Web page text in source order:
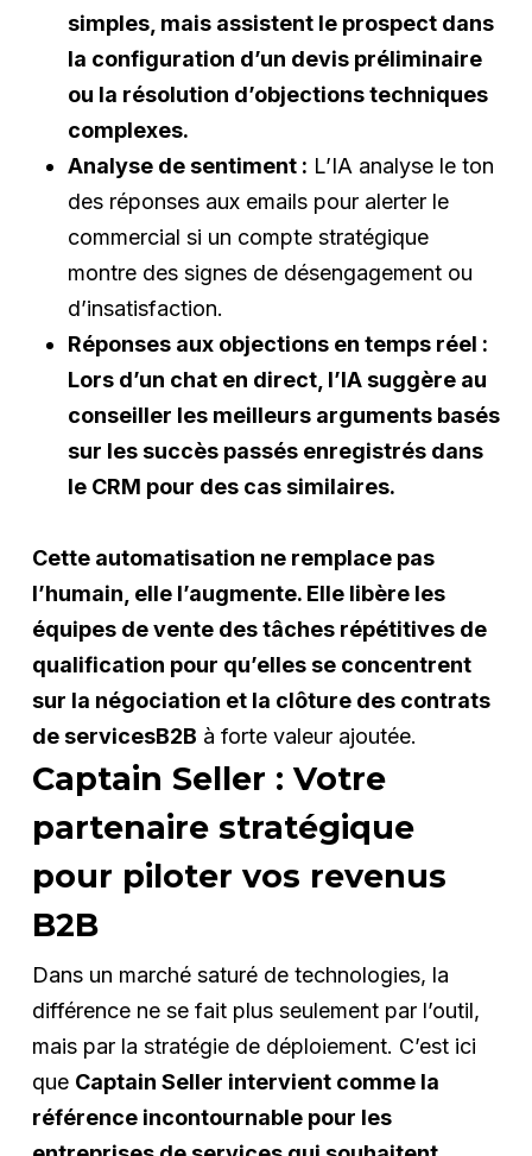
simples, mais assistent le prospect dans
la configuration d’un devis préliminaire
ou la résolution d’objections techniques
complexes.
Analyse de sentiment : L’IA analyse le ton
des réponses aux emails pour alerter le
commercial si un compte stratégique
montre des signes de désengagement ou
d’insatisfaction.
Réponses aux objections en temps réel :
Lors d’un chat en direct, l’IA suggère au
conseiller les meilleurs arguments basés
sur les succès passés enregistrés dans
le CRM pour des cas similaires.
Cette automatisation ne remplace pas
l’humain, elle l’augmente. Elle libère les
équipes de vente des tâches répétitives de
qualification pour qu’elles se concentrent
sur la négociation et la clôture des contrats
de servicesB2B à forte valeur ajoutée.
Captain Seller : Votre
partenaire stratégique
pour piloter vos revenus
B2B
Dans un marché saturé de technologies, la
différence ne se fait plus seulement par l’outil,
mais par la stratégie de déploiement. C’est ici
que Captain Seller intervient comme la
référence incontournable pour les